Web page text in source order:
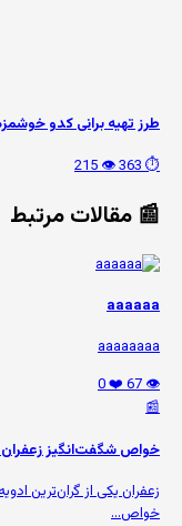
طرز تهیه برانی کدو
⏱️ 363
👁️ 215
📰 مقالات مرتبط
aaaaaa
aaaaaaaa
👁️ 67
❤️ 0
📰
خواص شگفت‌انگیز زعفران
زعفران یکی از گران‌ترین
خواص...